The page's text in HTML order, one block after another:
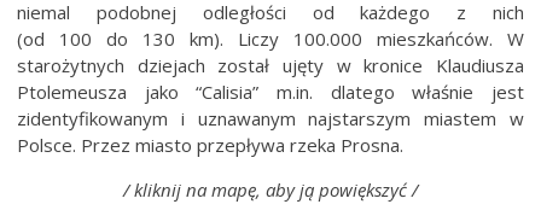
niemal podobnej odległości od każdego z nich
(od 100 do 130 km). Liczy 100.000 mieszkańców. W
starożytnych dziejach został ujęty w kronice Klaudiusza
Ptolemeusza jako “Calisia” m.in. dlatego właśnie jest
zidentyfikowanym i uznawanym najstarszym miastem w
Polsce. Przez miasto przepływa rzeka Prosna.
/ kliknij na mapę, aby ją powiększyć /